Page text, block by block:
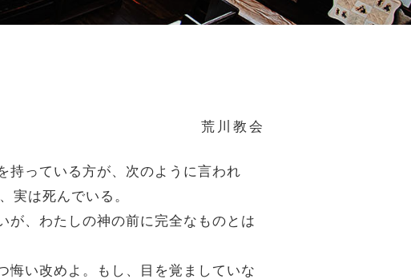
荒川教会
持っている方が、次のように言われ
実は死んでいる。
が、わたしの神の前に完全なものとは
悔い改めよ。もし、目を覚ましていな